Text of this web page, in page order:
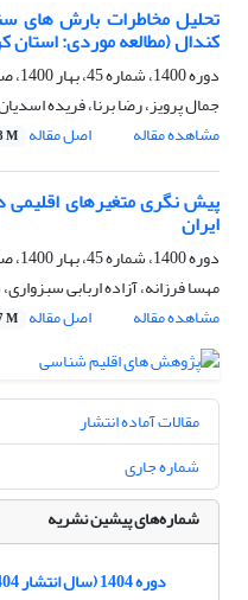
تحلیل مخاطرات بارش های
کندال (مطالعه موردی: استان
دوره 1400، شماره 45، بهار 1400، صفحه
جمال پرویز، رضا برنا، فریده
مشاهده مقاله
اصل مقاله M
پیش نگری متغیرهای
ایران
دوره 1400، شماره 45، بهار 1400، صفحه
مهسا فرزانه، آزاده اربابی
مشاهده مقاله
اصل مقاله M
مقالات آماده انتشار
شماره جاری
شماره‌های پیشین نشریه
دوره 1404 (سال انتشار 1404)